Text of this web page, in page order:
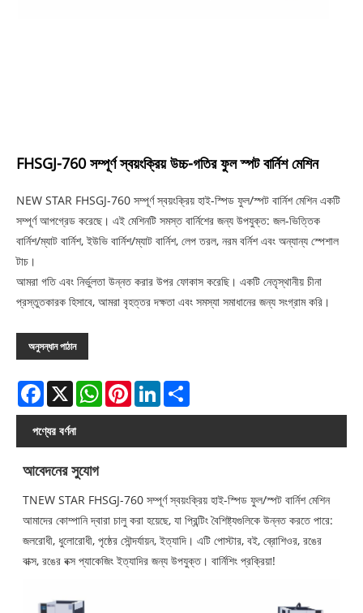
FHSGJ-760 সম্পূর্ণ স্বয়ংক্রিয় উচ্চ-গতির ফুল স্পট বার্নিশ মেশিন
NEW STAR FHSGJ-760 সম্পূর্ণ স্বয়ংক্রিয় হাই-স্পিড ফুল/স্পট বার্নিশ মেশিন একটি
সম্পূর্ণ আপগ্রেড করেছে। এই মেশিনটি সমস্ত বার্নিশের জন্য উপযুক্ত: জল-ভিত্তিক
বার্নিশ/ম্যাট বার্নিশ, ইউভি বার্নিশ/ম্যাট বার্নিশ, লেপ তরল, নরম বর্নিশ এবং অন্যান্য স্পেশাল
টাচ।
আমরা গতি এবং নির্ভুলতা উন্নত করার উপর ফোকাস করেছি। একটি নেতৃস্থানীয় চীনা
প্রস্তুতকারক হিসাবে, আমরা বৃহত্তর দক্ষতা এবং সমস্যা সমাধানের জন্য সংগ্রাম করি।
অনুসন্ধান পাঠান
Facebook
X WhatsAppPinterestLinkedIn
পণ্যের বর্ণনা
আবেদনের সুযোগ
TNEW STAR FHSGJ-760 সম্পূর্ণ স্বয়ংক্রিয় হাই-স্পিড ফুল/স্পট বার্নিশ মেশিন
আমাদের কোম্পানি দ্বারা চালু করা হয়েছে, যা প্রিন্টিং বৈশিষ্ট্যগুলিকে উন্নত করতে পারে:
জলরোধী, ধুলোরোধী, পৃষ্ঠের সৌন্দর্যায়ন, ইত্যাদি। এটি পোস্টার, বই, ব্রোশিওর, রঙের
বাক্স, রঙের বক্স প্যাকেজিং ইত্যাদির জন্য উপযুক্ত। বার্নিশিং প্রক্রিয়া!